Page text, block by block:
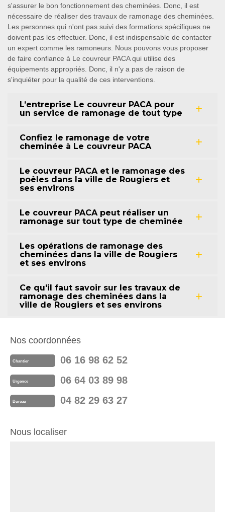
s'assurer le bon fonctionnement des cheminées. Donc, il est
nécessaire de réaliser des travaux de ramonage des cheminées.
Les personnes qui n'ont pas suivi des formations spécifiques ne
doivent pas les effectuer. Donc, il est indispensable de contacter
un expert comme les ramoneurs. Nous pouvons vous proposer
de faire confiance à Le couvreur PACA qui utilise des
équipements appropriés. Donc, il n'y a pas de raison de
s'inquiéter pour la qualité de ces interventions.
L’entreprise Le couvreur PACA pour
un service de ramonage de tout type
Confiez le ramonage de votre
cheminée à Le couvreur PACA
Le couvreur PACA et le ramonage des
poêles dans la ville de Rougiers et
ses environs
Le couvreur PACA peut réaliser un
ramonage sur tout type de cheminée
Les opérations de ramonage des
cheminées dans la ville de Rougiers
et ses environs
Ce qu'il faut savoir sur les travaux de
ramonage des cheminées dans la
ville de Rougiers et ses environs
Nos coordonnées
Chantier 06 16 98 62 52
Urgence 06 64 03 89 98
Bureau 04 82 29 63 27
Nous localiser